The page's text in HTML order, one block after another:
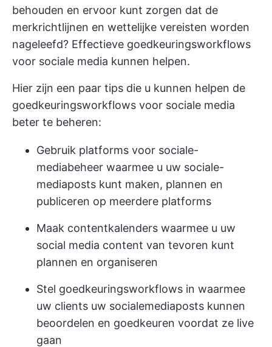
behouden en ervoor kunt zorgen dat de
merkrichtlijnen en wettelijke vereisten worden
nageleefd? Effectieve goedkeuringsworkflows
voor sociale media kunnen helpen.
Hier zijn een paar tips die u kunnen helpen de
goedkeuringsworkflows voor sociale media
beter te beheren:
Gebruik platforms voor sociale-
mediabeheer waarmee u uw sociale-
mediaposts kunt maken, plannen en
publiceren op meerdere platforms
Maak contentkalenders waarmee u uw
social media content van tevoren kunt
plannen en organiseren
Stel goedkeuringsworkflows in waarmee
uw clients uw socialemediaposts kunnen
beoordelen en goedkeuren voordat ze live
gaan